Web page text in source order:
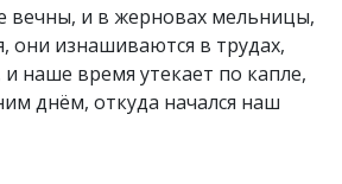
вечны, и в жерновах мельницы,
они изнашиваются в трудах,
наше время утекает по капле,
днём, откуда начался наш